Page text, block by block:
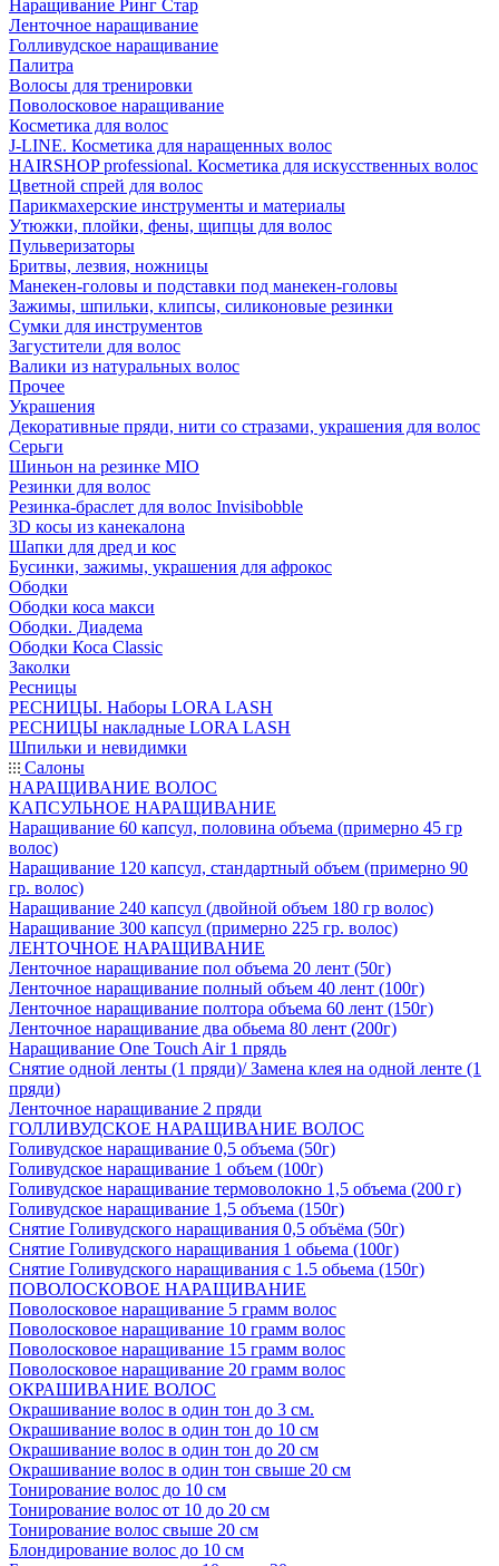
Наращивание Ринг Стар
Ленточное наращивание
Голливудское наращивание
Палитра
Волосы для тренировки
Поволосковое наращивание
Косметика для волос
J-LINE. Косметика для наращенных волос
HAIRSHOP professional. Косметика для искусственных волос
Цветной спрей для волос
Парикмахерские инструменты и материалы
Утюжки, плойки, фены, щипцы для волос
Пульверизаторы
Бритвы, лезвия, ножницы
Манекен-головы и подставки под манекен-головы
Зажимы, шпильки, клипсы, силиконовые резинки
Сумки для инструментов
Загустители для волос
Валики из натуральных волос
Прочее
Украшения
Декоративные пряди, нити со стразами, украшения для волос
Серьги
Шиньон на резинке MIO
Резинки для волос
Резинка-браслет для волос Invisibobble
3D косы из канекалона
Шапки для дред и кос
Бусинки, зажимы, украшения для афрокос
Ободки
Ободки коса макси
Ободки. Диадема
Ободки Коса Classic
Заколки
Ресницы
РЕСНИЦЫ. Наборы LORA LASH
РЕСНИЦЫ накладные LORA LASH
Шпильки и невидимки
Салоны
НАРАЩИВАНИЕ ВОЛОС
КАПСУЛЬНОЕ НАРАЩИВАНИЕ
Наращивание 60 капсул, половина объема (примерно 45 гр
волос)
Наращивание 120 капсул, стандартный объем (примерно 90
гр. волос)
Наращивание 240 капсул (двойной объем 180 гр волос)
Наращивание 300 капсул (примерно 225 гр. волос)
ЛЕНТОЧНОЕ НАРАЩИВАНИЕ
Ленточное наращивание пол объема 20 лент (50г)
Ленточное наращивание полный объем 40 лент (100г)
Ленточное наращивание полтора объема 60 лент (150г)
Ленточное наращивание два обьема 80 лент (200г)
Наращивание One Touch Air 1 прядь
Снятие одной ленты (1 пряди)/ Замена клея на одной ленте (1
пряди)
Ленточное наращивание 2 пряди
ГОЛЛИВУДСКОЕ НАРАЩИВАНИЕ ВОЛОС
Голивудское наращивание 0,5 объема (50г)
Голивудское наращивание 1 объем (100г)
Голивудское наращивание термоволокно 1,5 объема (200 г)
Голивудское наращивание 1,5 объема (150г)
Снятие Голивудского наращивания 0,5 объёма (50г)
Снятие Голивудского наращивания 1 обьема (100г)
Снятие Голивудского наращивания с 1.5 обьема (150г)
ПОВОЛОСКОВОЕ НАРАЩИВАНИЕ
Поволосковое наращивание 5 грамм волос
Поволосковое наращивание 10 грамм волос
Поволосковое наращивание 15 грамм волос
Поволосковое наращивание 20 грамм волос
ОКРАШИВАНИЕ ВОЛОС
Окрашивание волос в один тон до 3 см.
Окрашивание волос в один тон до 10 см
Окрашивание волос в один тон до 20 см
Окрашивание волос в один тон свыше 20 см
Тонирование волос до 10 см
Тонирование волос от 10 до 20 см
Тонирование волос свыше 20 см
Блондирование волос до 10 см